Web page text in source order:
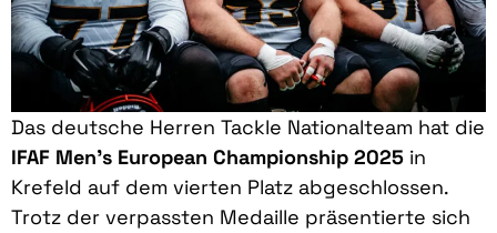
Das deutsche Herren Tackle Nationalteam hat die
IFAF Men’s European Championship 2025 in
Krefeld auf dem vierten Platz abgeschlossen.
Trotz der verpassten Medaille präsentierte sich